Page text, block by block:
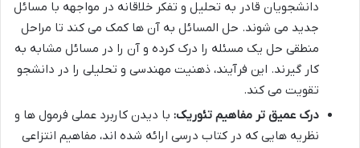
دانشجویان قادر به تحلیل و تفکر خلاقانه در مواجهه با مسائل
جدید می شوند. حل المسائل به آن ها کمک می کند تا مراحل
منطقی حل یک مسئله را درک کرده و آن را در مسائل مشابه به
کار گیرند. این فرآیند، ذهنیت مهندسی و تحلیلی را در دانشجو
تقویت می کند.
درک عمیق تر مفاهیم تئوریک: با دیدن کاربرد عملی فرمول ها و
نظریه هایی که در کتاب درسی ارائه شده اند، مفاهیم انتزاعی